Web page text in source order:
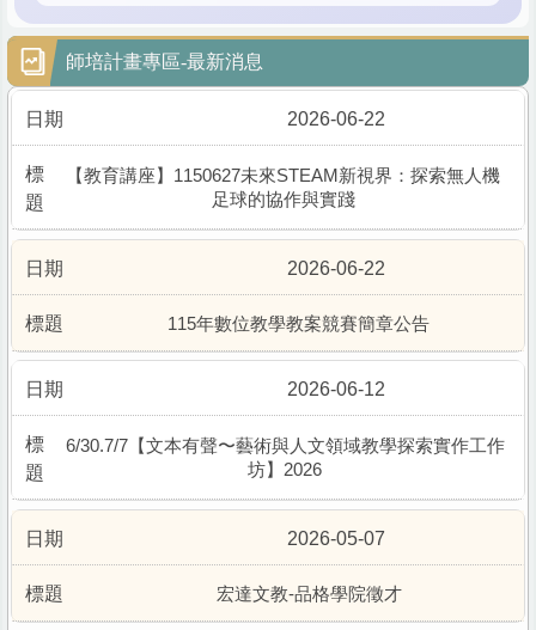
師培計畫專區-最新消息
2026-06-22
【教育講座】1150627未來STEAM新視界：探索無人機
足球的協作與實踐
2026-06-22
115年數位教學教案競賽簡章公告
2026-06-12
6/30.7/7【文本有聲〜藝術與人文領域教學探索實作工作
坊】2026
2026-05-07
宏達文教-品格學院徵才